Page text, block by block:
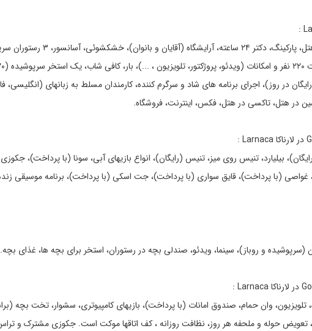
به شکل لاگون، ۲ زمین تنیس (رایگان در روز)، اجرای برنامه های شاد و سرگرم کننده، کارمندان مسلط به زبانهای
در هتل، تاکسی در هتل، فکس، اینترنت، فروشگاه.
بیلیارد، تنیس روی میز، تنیس (رایگان)، انواع بازیهای آبی، سونا (با پرداخت)،
غواصی (با پرداخت)، قایق سواری (با پرداخت)، جت اسکی (با پرداخت)، برنامه موسیقی
(سرپوشیده و روباز)، سینما، ویدئو، صندلی بچه در رستوران، استخر برای بچه ها، غذای بچه.
تلویزیون، وان حمام، صندوق امانات (با پرداخت)، بازیهای کامپیوتری، سشوار، تخت بچه
تعویض حوله و ملحفه هر روز، نظافت روزانه ، کف اتاقها موکت است. جکوزی مشترک و